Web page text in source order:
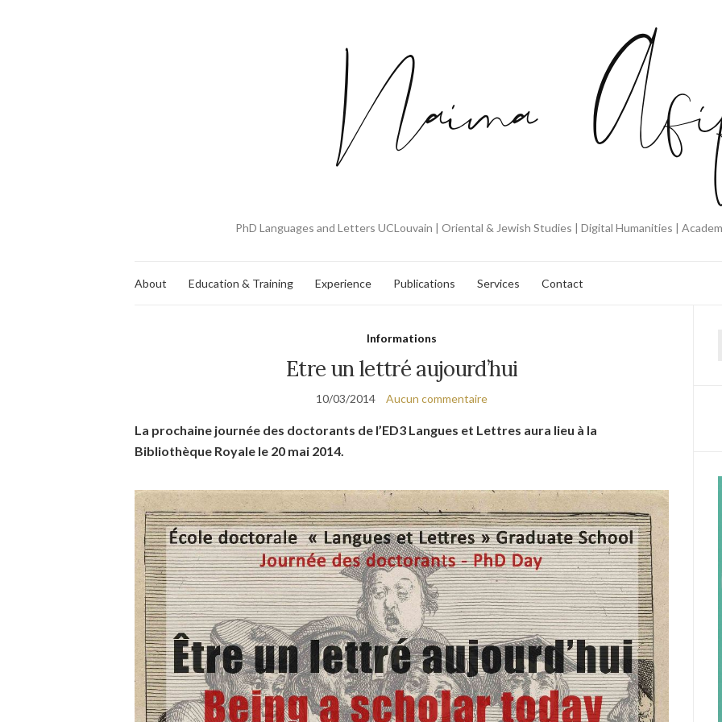
PhD Languages and Letters UCLouvain | Oriental & Jewish Studies | Digital Humanities |
About Education & Training Experience Publications Services Contact
Informations
Etre un lettré aujourd’hui
10/03/2014 Aucun commentaire
La prochaine journée des doctorants de l’ED3 Langues et Lettres aura lieu à la
Bibliothèque Royale le 20 mai 2014.